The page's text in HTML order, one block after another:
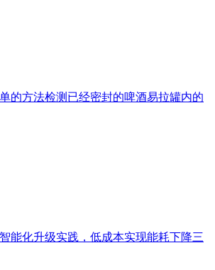
的方法检测已经密封的啤酒易拉罐内的
能化升级实践，低成本实现能耗下降三